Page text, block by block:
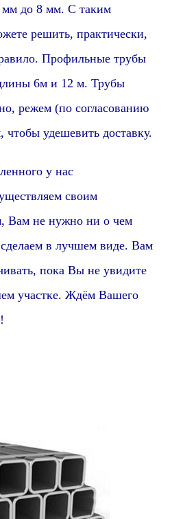
мм до 8 мм. С таким
решить, практически,
. Профильные трубы
6м и 12 м. Трубы
режем (по согласованию
чтобы удешевить доставку.
у нас
своим
Вам не нужно ни о чем
в лучшем виде. Вам
пока Вы не увидите
участке. Ждём Вашего